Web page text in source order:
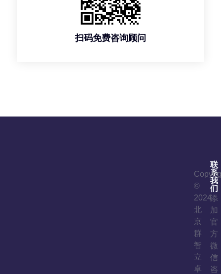
扫码免费咨询顾问
联
系
我
们
添
加
官
方
微
信
咨
©
2024
北
京
群
智
立
卓